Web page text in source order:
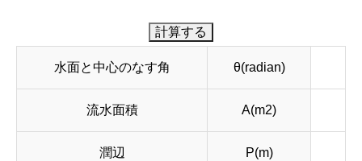
水面と中心のなす角 θ(radian)
流水面積 A(m2)
潤辺 P(m)